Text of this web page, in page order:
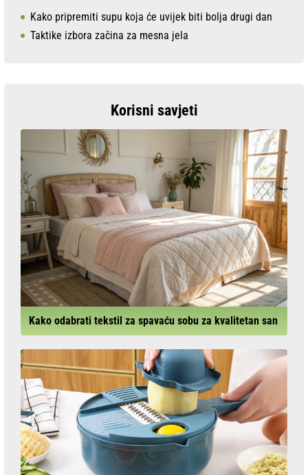
Kako pripremiti supu koja će uvijek biti bolja drugi dan
Taktike izbora začina za mesna jela
Korisni savjeti
Kako odabrati tekstil za spavaću sobu za kvalitetan san